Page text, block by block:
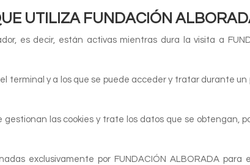
UTILIZA FUNDACIÓN
es decir, están activas mientras dura la visita a
terminal y a los que se puede acceder y tratar durante un
las cookies y trate los datos que se obtengan,
exclusivamente por FUNDACIÓN ALBORADA para